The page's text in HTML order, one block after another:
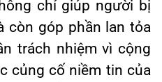
chỉ giúp người bị
còn góp phần lan tỏa
trách nhiệm vì cộng
củng cố niềm tin của